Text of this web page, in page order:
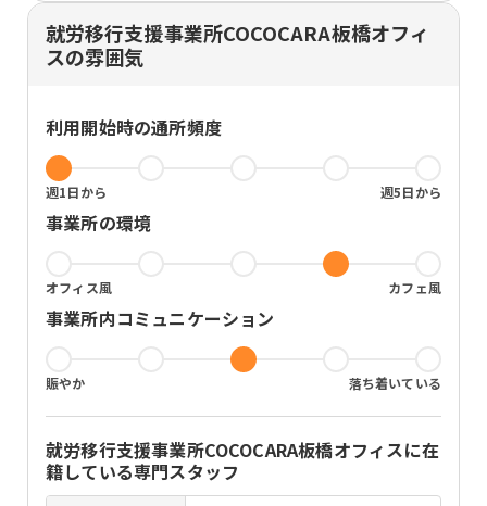
清掃
キルを身に付ける訓練）
タスク・時間管理
Photoshopクリエイター能力認定試
その他資格
就労移行支援事業所COCOCARA板橋オフィ
スの雰囲気
利用開始時の通所頻度
週1日から 週5日から
事業所の環境
オフィス風 カフェ風
事業所内コミュニケーション
賑やか 落ち着いている
就労移行支援事業所COCOCARA板橋オフィスに在
籍している専門スタッフ